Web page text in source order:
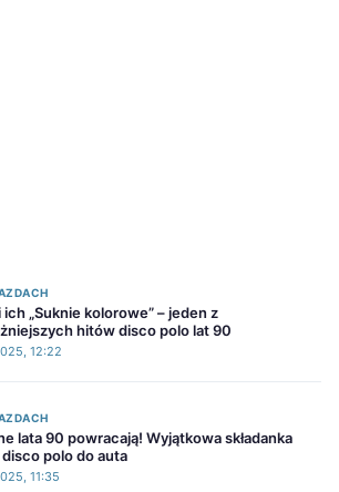
ich „Suknie kolorowe” – jeden z
hitów disco polo lat 90
12:22
lata 90 powracają! Wyjątkowa składanka
polo do auta
11:35